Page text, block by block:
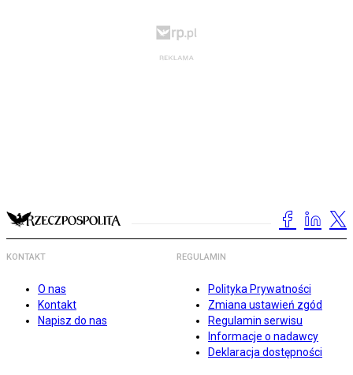
KONTAKT
O nas
Kontakt
Napisz do nas
REGULAMIN
Polityka Prywatności
Zmiana ustawień zgód
Regulamin serwisu
Informacje o nadawcy
Deklaracja dostępności